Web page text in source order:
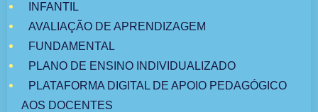
INFANTIL
AVALIAÇÃO DE APRENDIZAGEM
FUNDAMENTAL
PLANO DE ENSINO INDIVIDUALIZADO
PLATAFORMA DIGITAL DE APOIO PEDAGÓGICO
AOS DOCENTES